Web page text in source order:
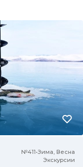
№411•Зима, Весна
Экскурсии